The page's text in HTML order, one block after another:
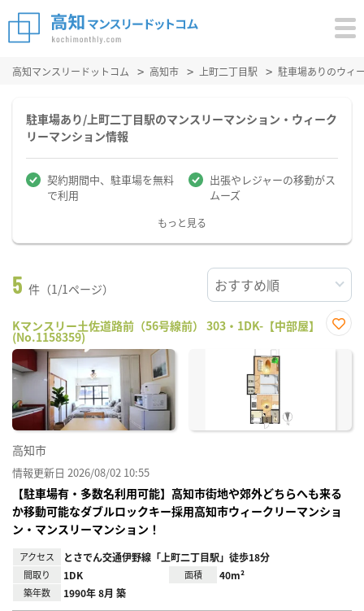
高知マンスリードットコム 高知市 上町二丁目駅 駐車場ありのウィ
駐車場あり/上町二丁目駅のマンスリーマンション・ウィーク
リーマンション情報
契約期間中、駐車場を無料
で利用
出張やレジャーの移動がス
ムーズ
もっと見る
5 件（1/1ページ）
Kマンスリー土佐道路前（56号線前） 303・1DK-【中部屋】
(No.1158359)
に入
高知市
情報更新日 2026/08/02 10:55
【駐車場有・多数名利用可能】高知市街地や郊外どちらへも来る
か移動可能なダブルロックキー採用高知市ウィークリーマンショ
ン・マンスリーマンション！
アクセス とさでん交通伊野線「上町二丁目駅」徒歩18分
間取り 1DK 面積 40m²
築年数 1990年 8月 築